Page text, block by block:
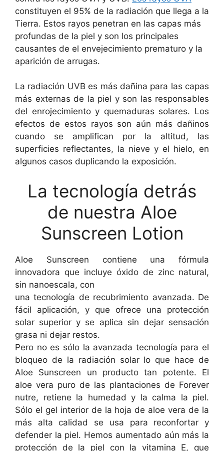
constituyen el 95% de la radiación que llega a la
Tierra. Estos rayos penetran en las capas más
profundas de la piel y son los principales
causantes de el envejecimiento prematuro y la
aparición de arrugas.
La radiación UVB es más dañina para las capas
más externas de la piel y son las responsables
del enrojecimiento y quemaduras solares. Los
efectos de estos rayos son aún más dañinos
cuando se amplifican por la altitud, las
superficies reflectantes, la nieve y el hielo, en
algunos casos duplicando la exposición.
La tecnología detrás
de nuestra Aloe
Sunscreen Lotion
Aloe Sunscreen contiene una fórmula
innovadora que incluye óxido de zinc natural,
sin nanoescala, con
una tecnología de recubrimiento avanzada. De
fácil aplicación, y que ofrece una protección
solar superior y se aplica sin dejar sensación
grasa ni dejar restos.
Pero no es sólo la avanzada tecnología para el
bloqueo de la radiación solar lo que hace de
Aloe Sunscreen un producto tan potente. El
aloe vera puro de las plantaciones de Forever
nutre, retiene la humedad y la calma la piel.
Sólo el gel interior de la hoja de aloe vera de la
más alta calidad se usa para reconfortar y
defender la piel. Hemos aumentado aún más la
protección de la piel con la vitamina E, que